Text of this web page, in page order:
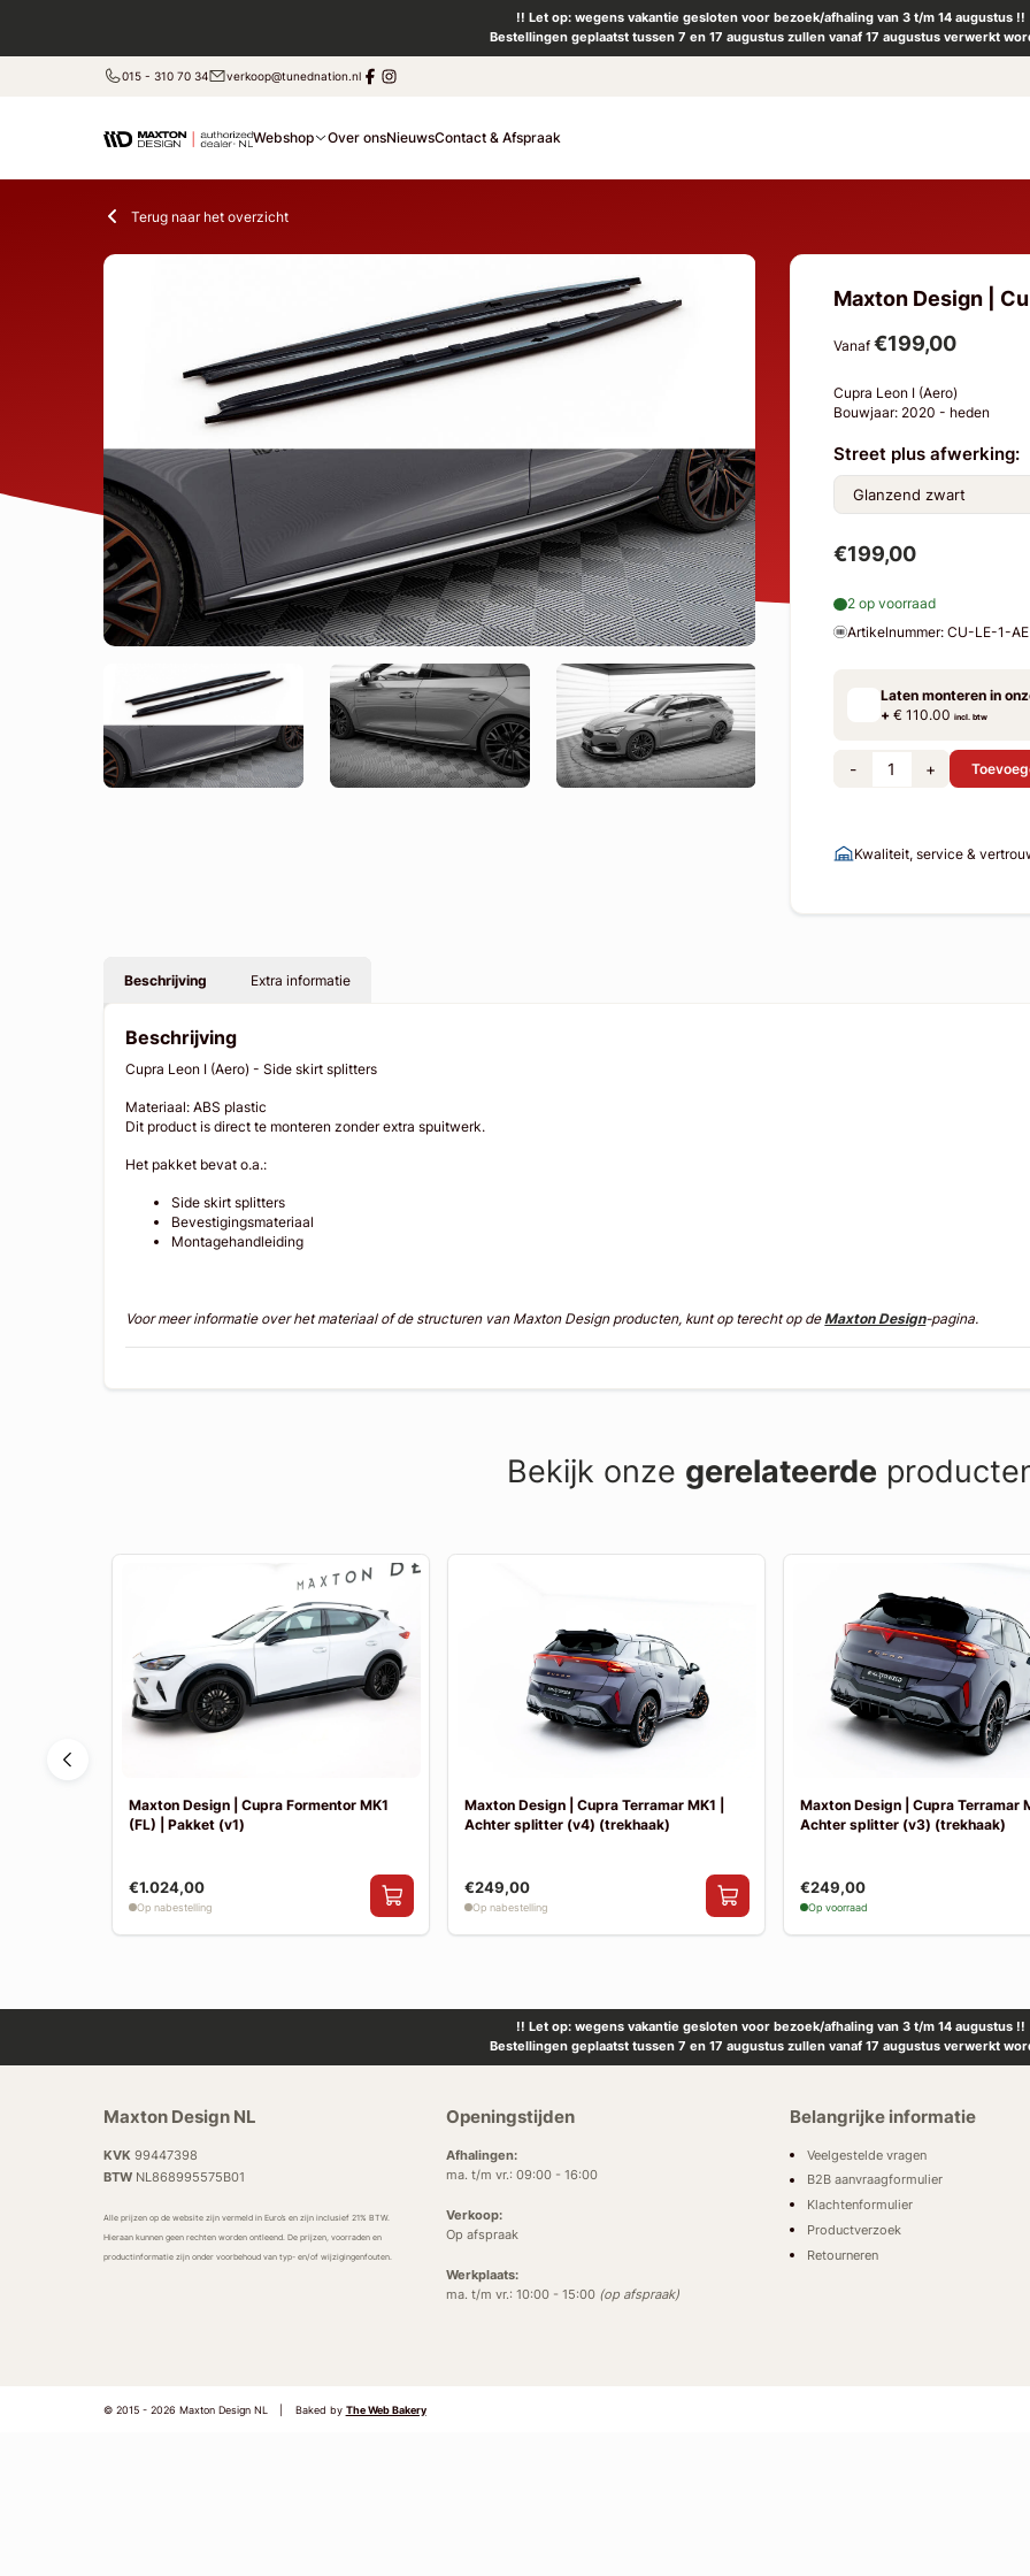
!! Let op: wegens vakantie gesloten voor bezoek/afhaling van 3 t/m 14 augustus !!
Bestellingen geplaatst tussen 7 en 17 augustus zullen vanaf 17 augustus verwerkt
015 - 310 70 34 verkoop@tunednation.nl
Webshop Over onsNieuwsContact & Afspraak
Terug naar het overzicht
Maxton Design |
Vanaf €199,00
Cupra Leon I (Aero)
Bouwjaar: 2020 - heden
Street plus afwerking:
€199,00
2 op voorraad
Artikelnummer: CU-LE-1-
Laten monteren in
+€ 110.00 incl. btw
- +
Kwaliteit, service &
Beschrijving Extra informatie
Beschrijving
Cupra Leon I (Aero) - Side skirt splitters
Materiaal: ABS plastic
Dit product is direct te monteren zonder extra spuitwerk.
Het pakket bevat o.a.:
Side skirt splitters
Bevestigingsmateriaal
Montagehandleiding
Voor meer informatie over het materiaal of de structuren van Maxton Design producten, kunt op terecht op deMaxton Design-pagina.
Bekijk onze gerelateerde
Maxton Design | Cupra Formentor MK1
(FL) | Pakket (v1)
€1.024,00
Op nabestelling
Maxton Design | Cupra Terramar MK1 |
Achter splitter (v4) (trekhaak)
€249,00
Op nabestelling
Maxton Design | Cupra Terramar
Achter splitter (v3) (trekhaak)
€249,00
Op voorraad
!! Let op: wegens vakantie gesloten voor bezoek/afhaling van 3 t/m 14 augustus !!
Bestellingen geplaatst tussen 7 en 17 augustus zullen vanaf 17 augustus verwerkt
Maxton Design NL
KVK 99447398
BTWNL868995575B01
Alle prijzen op de website zijn vermeld in Euro’s en zijn inclusief 21% BTW.
Hieraan kunnen geen rechten worden ontleend. De prijzen, voorraden en
productinformatie zijn onder voorbehoud van typ- en/of wijzigingenfouten.
Openingstijden
Afhalingen:
ma. t/m vr.: 09:00 - 16:00
Verkoop:
Op afspraak
Werkplaats:
ma. t/m vr.: 10:00 - 15:00 (op afspraak)
Belangrijke informatie
Veelgestelde vragen
B2B aanvraagformulier
Klachtenformulier
Productverzoek
Retourneren
© 2015 - 2026 Maxton Design NL Baked by The Web Bakery